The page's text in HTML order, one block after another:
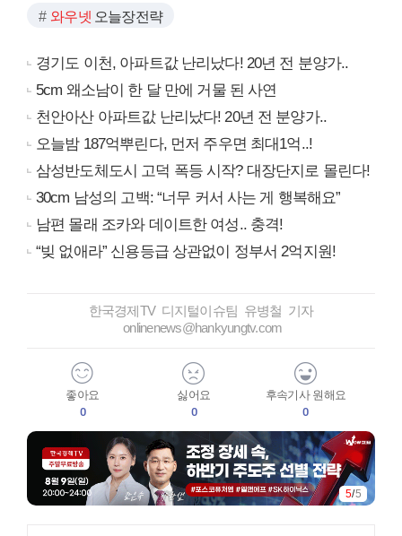
와우넷 오늘장전략
경기도 이천, 아파트값 난리났다! 20년 전 분양가..
5cm 왜소남이 한 달 만에 거물 된 사연
천안아산 아파트값 난리났다! 20년 전 분양가..
오늘밤 187억뿌린다, 먼저 주우면 최대1억..!
삼성반도체도시 고덕 폭등 시작? 대장단지로 몰린다!
30cm 남성의 고백: “너무 커서 사는 게 행복해요”
남편 몰래 조카와 데이트한 여성.. 충격!
“빚 없애라” 신용등급 상관없이 정부서 2억지원!
한국경제TV 디지털이슈팀 유병철 기자
onlinenews@hankyungtv.com
좋아요
0
싫어요
0
후속기사 원해요
0
5/5